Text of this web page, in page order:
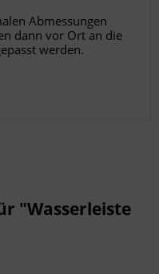
Abmessungen
dann vor Ort an die
werden.
"Wasserleiste